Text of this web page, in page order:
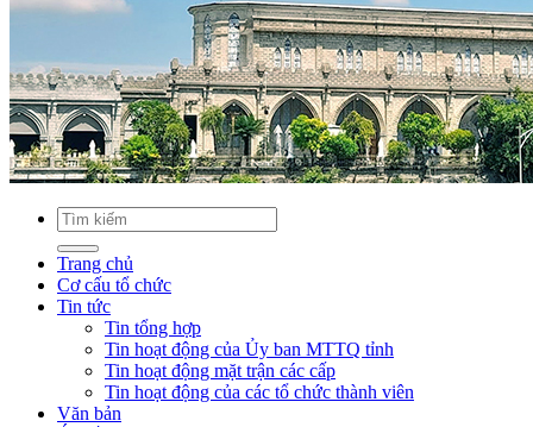
Trang chủ
Cơ cấu tổ chức
Tin tức
Tin tổng hợp
Tin hoạt động của Ủy ban MTTQ tỉnh
Tin hoạt động mặt trận các cấp
Tin hoạt động của các tổ chức thành viên
Văn bản